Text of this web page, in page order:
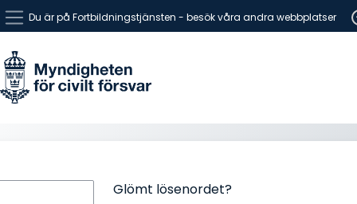
Gå direkt till huvudinnehåll
Sidopanel
Du är på Fortbildningstjänsten - besök våra andra webbplatser
Glömt lösenordet?